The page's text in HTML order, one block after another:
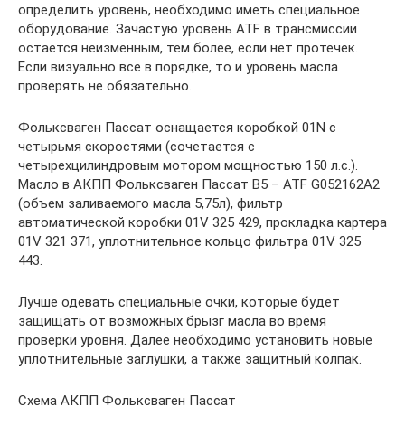
определить уровень, необходимо иметь специальное
оборудование. Зачастую уровень ATF в трансмиссии
остается неизменным, тем более, если нет протечек.
Если визуально все в порядке, то и уровень масла
проверять не обязательно.
Фольксваген Пассат оснащается коробкой 01N с
четырьмя скоростями (сочетается с
четырехцилиндровым мотором мощностью 150 л.с.).
Масло в АКПП Фольксваген Пассат B5 – ATF G052162A2
(объем заливаемого масла 5,75л), фильтр
автоматической коробки 01V 325 429, прокладка картера
01V 321 371, уплотнительное кольцо фильтра 01V 325
443.
Лучше одевать специальные очки, которые будет
защищать от возможных брызг масла во время
проверки уровня. Далее необходимо установить новые
уплотнительные заглушки, а также защитный колпак.
Схема АКПП Фольксваген Пассат